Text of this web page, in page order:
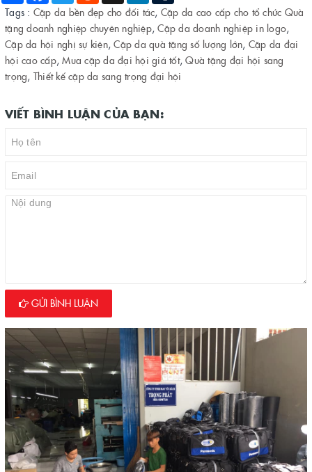
Tags : Cặp da bền đẹp cho đối tác, Cặp da cao cấp cho tổ chức Quà
tặng doanh nghiệp chuyên nghiệp,Cặp da doanh nghiệp in logo,
Cặp da hội nghị sự kiện,Cặp da quà tặng số lượng lớn, Cặp da đại
hội cao cấp,Mua cặp da đại hội giá tốt,Quà tặng đại hội sang
trọng, Thiết kế cặp da sang trọng đại hội
VIẾT BÌNH LUẬN CỦA BẠN:
GỬI BÌNH LUẬN